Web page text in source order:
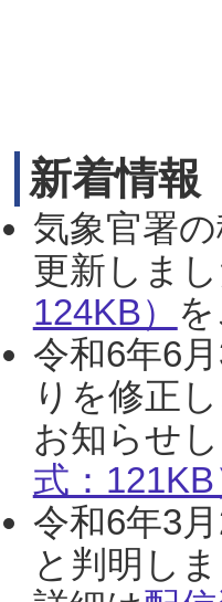
新着情報
気象官署
更新しま
124KB）
令和6年6
りを修正
お知らせ
式：121KB
令和6年3
と判明し